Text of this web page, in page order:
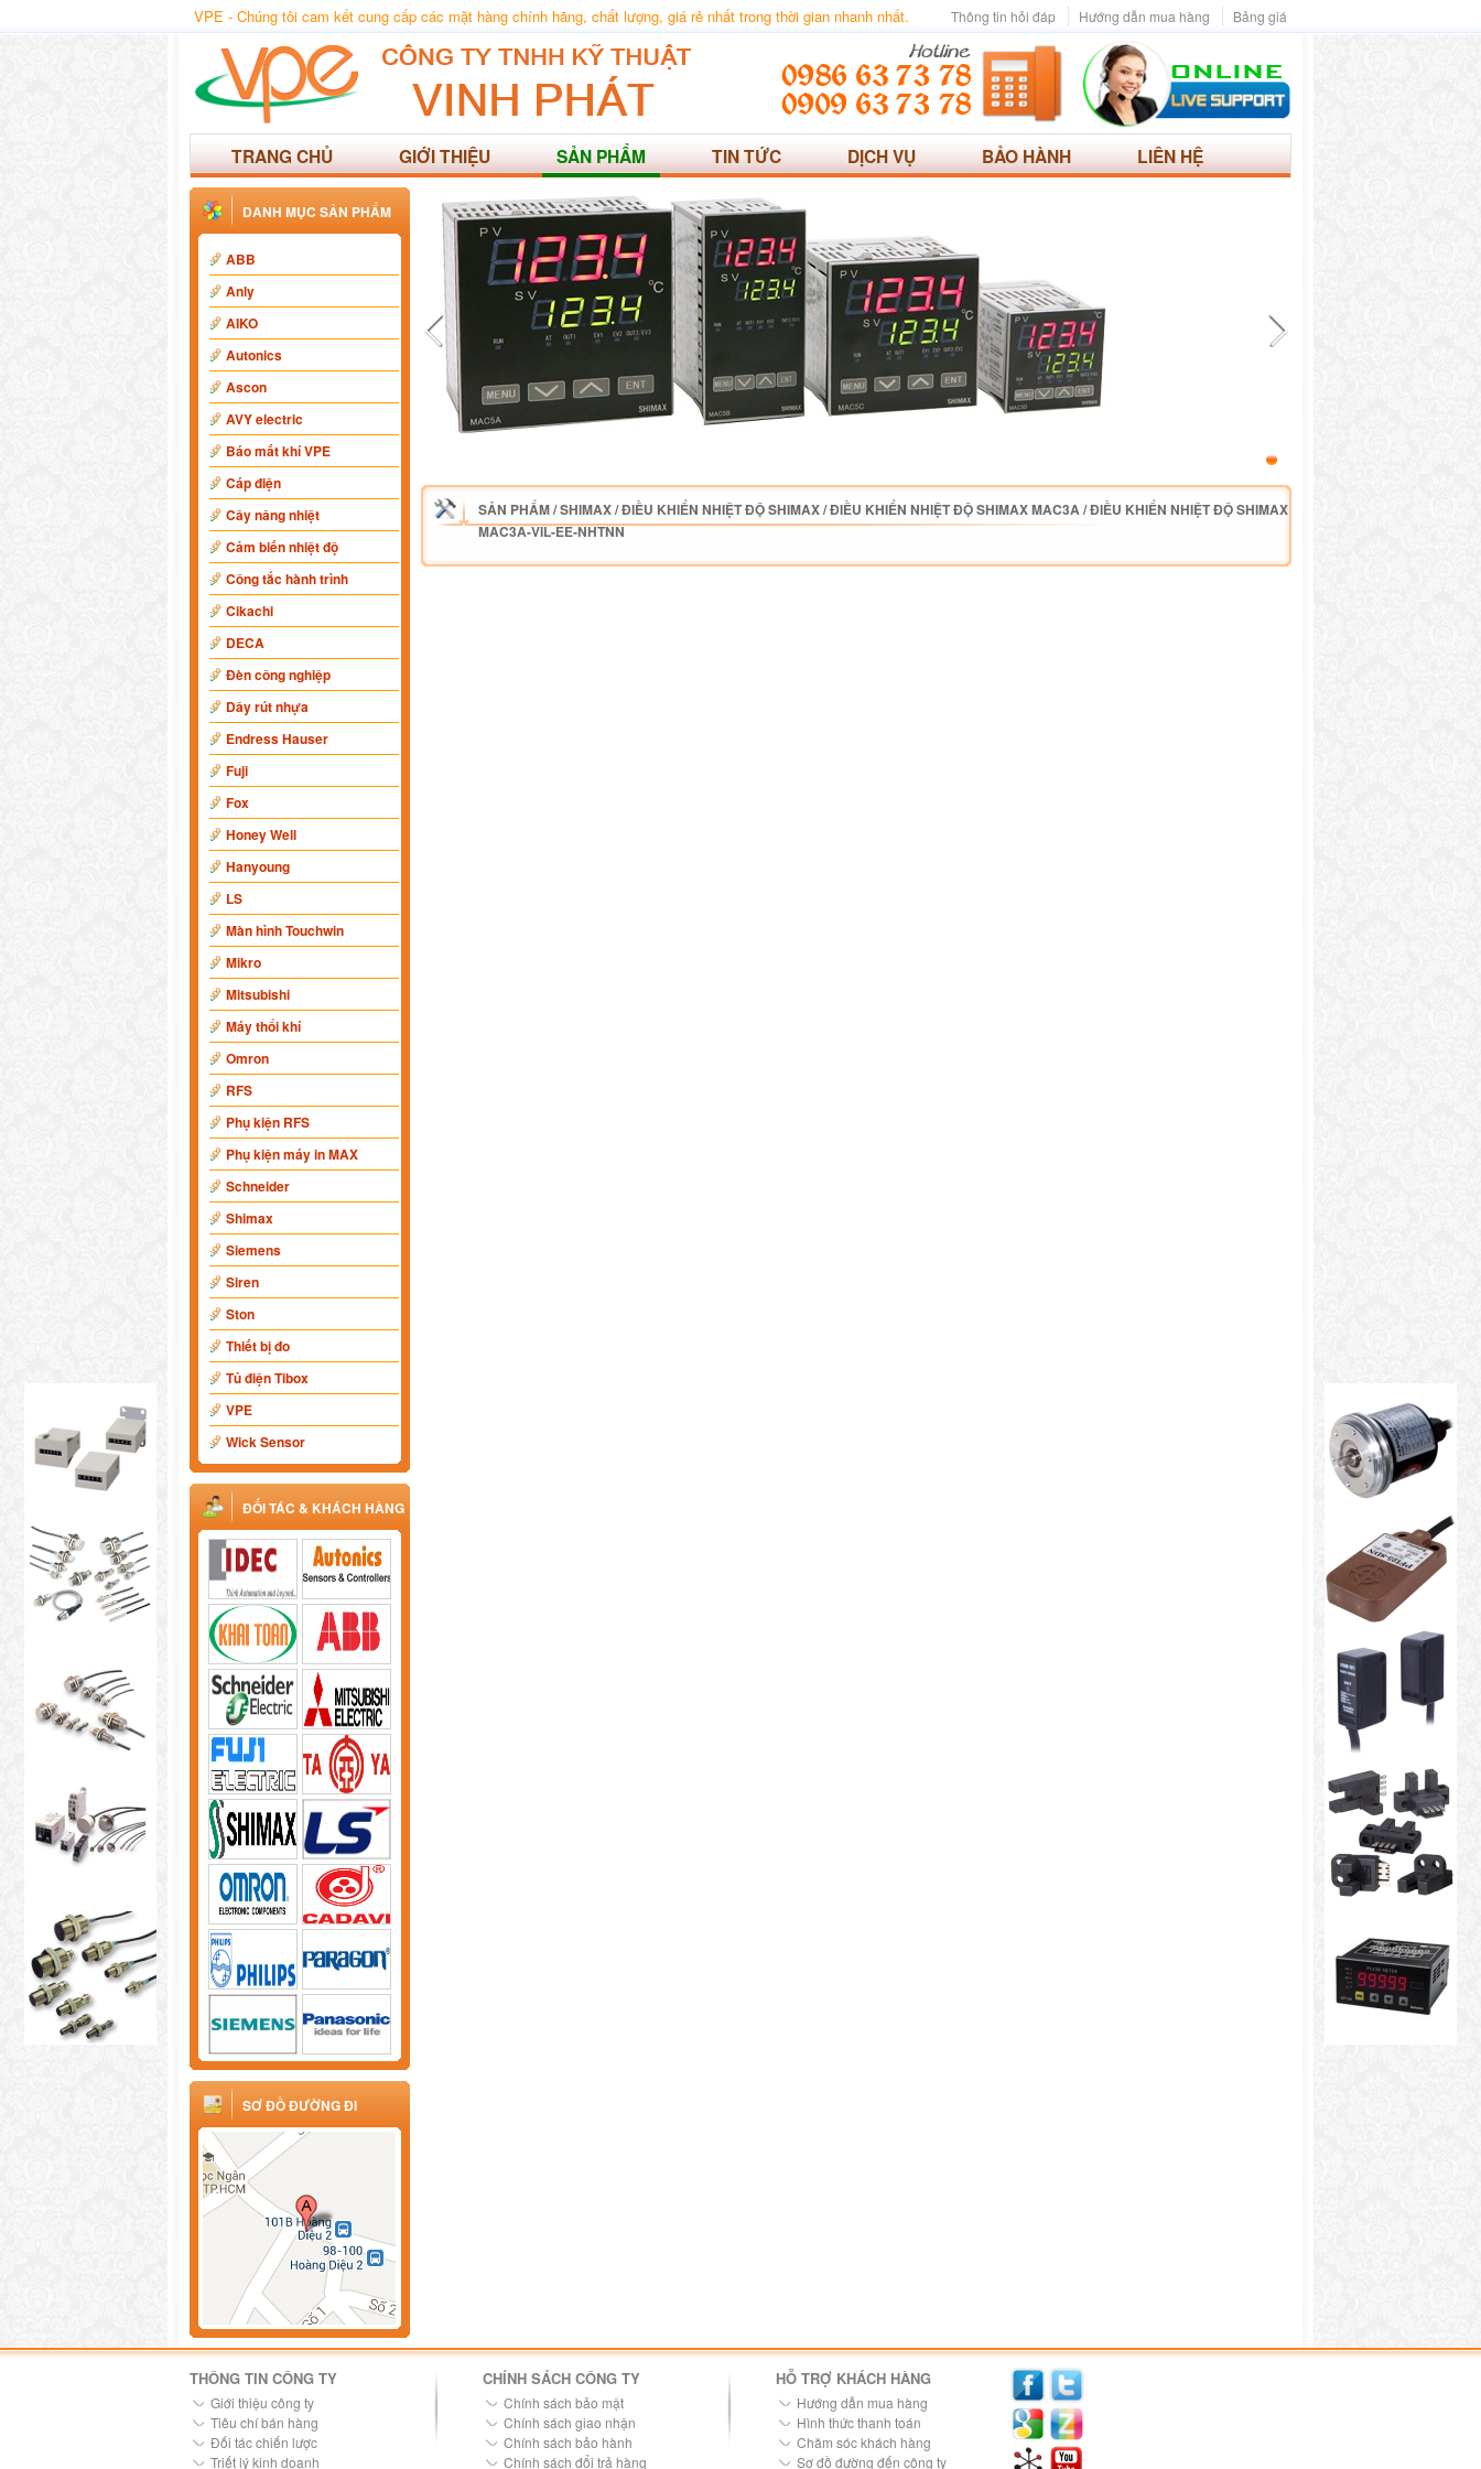
VPE - Chúng tôi cam kết cung cấp các mặt hàng chính hãng, chất lượng, giá rẻ nhất trong thời gian nhanh nhất. Bảng giá
Hướng dẫn mua hàng
Thông tin hỏi đáp
TRANG CHỦ GIỚI THIỆU SẢN PHẨM TIN TỨC DỊCH VỤ BẢO HÀNH LIÊN HỆ
DANH MỤC SẢN PHẨM
ABB
Anly
AIKO
Autonics
Ascon
AVY electric
Báo mất khí VPE
Cáp điện
Cây nâng nhiệt
Cảm biến nhiệt độ
Công tắc hành trình
Cikachi
DECA
Đèn công nghiệp
Dây rút nhựa
Endress Hauser
Fuji
Fox
Honey Well
Hanyoung
LS
Màn hình Touchwin
Mikro
Mitsubishi
Máy thổi khí
Omron
RFS
Phụ kiện RFS
Phụ kiện máy in MAX
Schneider
Shimax
Siemens
Siren
Ston
Thiết bị đo
Tủ điện Tibox
VPE
Wick Sensor
ĐỐI TÁC & KHÁCH HÀNG
SƠ ĐỒ ĐƯỜNG ĐI
SẢN PHẨM/SHIMAX/ĐIỀU KHIỂN NHIỆT ĐỘ SHIMAX/ĐIỀU KHIỂN NHIỆT ĐỘ SHIMAX MAC3A/ĐIỀU KHIỂN NHIỆT ĐỘ SHIMAX
MAC3A-VIL-EE-NHTNN
THÔNG TIN CÔNG TY
Giới thiệu công ty
Tiêu chí bán hàng
Đối tác chiến lược
Triết lý kinh doanh
CHÍNH SÁCH CÔNG TY
Chính sách bảo mật
Chính sách giao nhận
Chính sách bảo hành
Chính sách đổi trả hàng
HỖ TRỢ KHÁCH HÀNG
Hướng dẫn mua hàng
Hình thức thanh toán
Chăm sóc khách hàng
Sơ đồ đường đến công ty